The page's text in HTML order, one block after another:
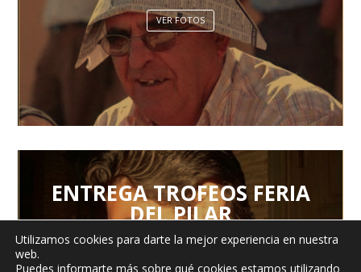
VER FOTOS
ENTREGA TROFEOS FERIA
DEL PILAR
Utilizamos cookies para darte la mejor experiencia en nuestra
web.
Puedes informarte más sobre qué cookies estamos utilizando